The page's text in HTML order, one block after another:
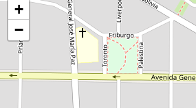
+
−